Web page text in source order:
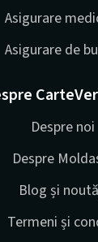
Asigurare
Asigurare de
Despre noi
Despre
Blog și
Termeni și